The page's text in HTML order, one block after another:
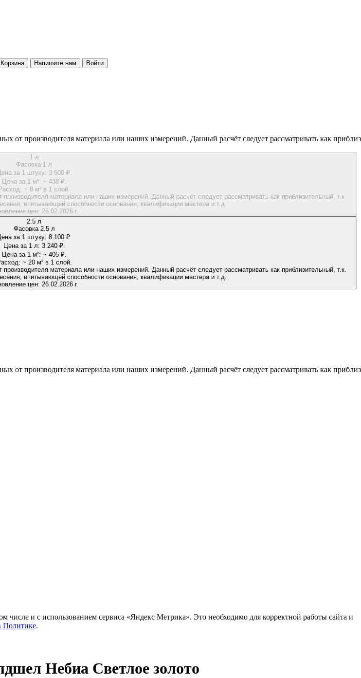
Корзина Напишите нам Войти
от производителя материала или наших измерений. Данный расчёт следует рассматривать как
1 л
Фасовка 1 л
за 1 штуку: 3 500 ₽.
Цена за 1 м²: ~ 438 ₽.
~ 8 м² в 1 слой.
материала или наших измерений. Данный расчёт следует рассматривать как приблизительный, т.к.
впитывающей способности основания, квалификации мастера и т.д.
цен: 26.02.2026 г.
2.5 л
Фасовка 2.5 л
за 1 штуку: 8 100 ₽.
Цена за 1 л: 3 240 ₽.
Цена за 1 м²: ~ 405 ₽.
~ 20 м² в 1 слой.
материала или наших измерений. Данный расчёт следует рассматривать как приблизительный, т.к.
впитывающей способности основания, квалификации мастера и т.д.
цен: 26.02.2026 г.
от производителя материала или наших измерений. Данный расчёт следует рассматривать как
числе и с использованием сервиса «Яндекс Метрика». Это необходимо для корректной работы сайта и
Политике.
Небиа Светлое золото